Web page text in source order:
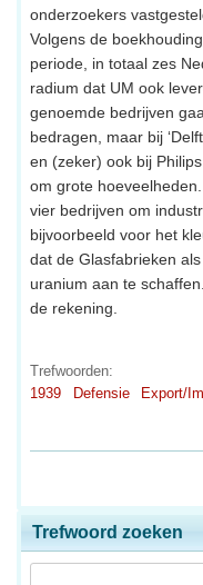
onderzoekers
Volgens de
periode, in totaal zes
radium dat UM ook
genoemde bedrijven
bedragen, maar bij
en (zeker) ook bij
om grote
vier bedrijven om
bijvoorbeeld voor het
dat de Glasfabrieken
uranium aan te
de rekening.
Trefwoorden:
1939
Defensie Export/
Trefwoord zoeken